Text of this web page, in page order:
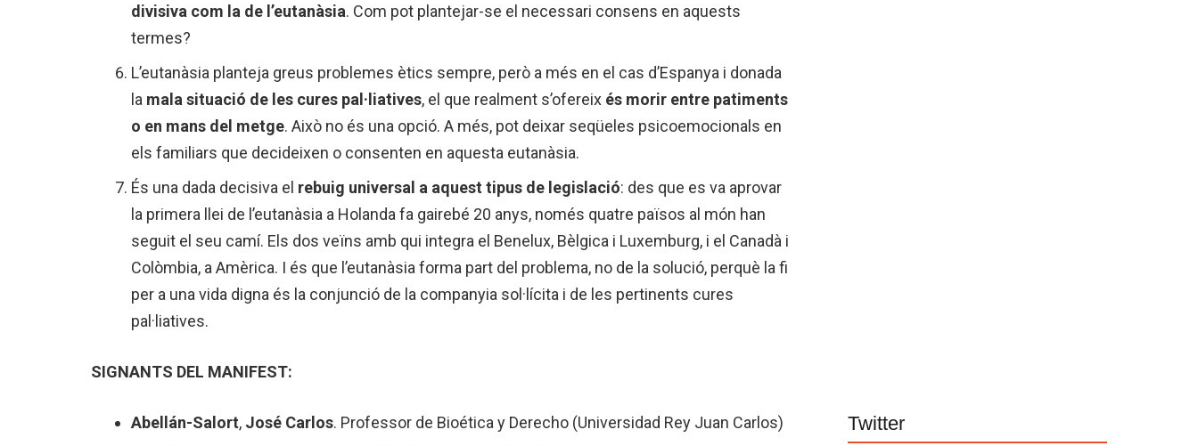
divisiva com la de l’eutanàsia. Com pot plantejar-se el necessari consens en aquests
termes?
L’eutanàsia planteja greus problemes ètics sempre, però a més en el cas d’Espanya i donada
la mala situació de les cures pal·liatives, el que realment s’ofereix és morir entre patiments
o en mans del metge. Això no és una opció. A més, pot deixar seqüeles psicoemocionals en
els familiars que decideixen o consenten en aquesta eutanàsia.
És una dada decisiva el rebuig universal a aquest tipus de legislació: des que es va aprovar
la primera llei de l’eutanàsia a Holanda fa gairebé 20 anys, només quatre països al món han
seguit el seu camí. Els dos veïns amb qui integra el Benelux, Bèlgica i Luxemburg, i el Canadà i
Colòmbia, a Amèrica. I és que l’eutanàsia forma part del problema, no de la solució, perquè la fi
per a una vida digna és la conjunció de la companyia sol·lícita i de les pertinents cures
pal·liatives.
SIGNANTS DEL MANIFEST:
Abellán-Salort, José Carlos. Professor de Bioética y Derecho (Universidad Rey Juan Carlos)
Twitter